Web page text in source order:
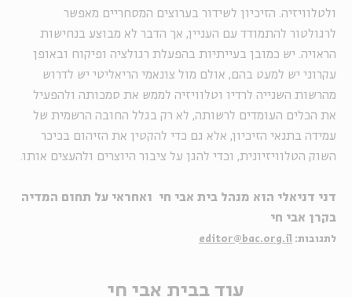
ולטלוויזיה. הזיכיון לשידור בערוצים המסחריים מאפשר
לרגולטור להתמודד עם העניין, אך הדבר לא מבוצע בנחישות
הראויה. יש כמובן בעייתיות בהפעלת רגולציה ופיקוח ובאופן
עקרוני יש למעט בהם, אולם מול צונאמי הריאליטי יש לדרוש
מהרשות השנייה לרדיו וטלוויזיה לממש את סמכותה ולהפעיל
את הכלים העומדים לרשותה, לא רק בגלל החובה הרשמית של
עמידה בתנאי הזיכיון, אלא גם כדי להקטין את הזיהום בכיכר
השוק הטלוויזיונית, וכדי להגן על ציבור היוצרים ולהעצים אותו.
דני דניאלי הוא מנהל בית אבי חי ואחראי על תחום המדיה
בקרן אבי חי
לתגובות: editor@bac.org.il
עוד בבית אבי חי